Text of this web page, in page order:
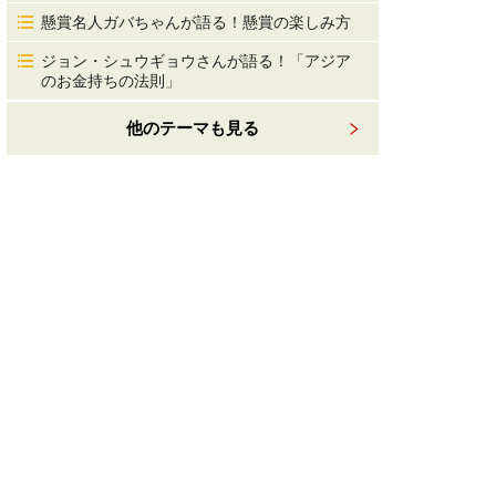
懸賞名人ガバちゃんが語る！懸賞の楽しみ方
ジョン・シュウギョウさんが語る！「アジア
のお金持ちの法則」
他のテーマも見る